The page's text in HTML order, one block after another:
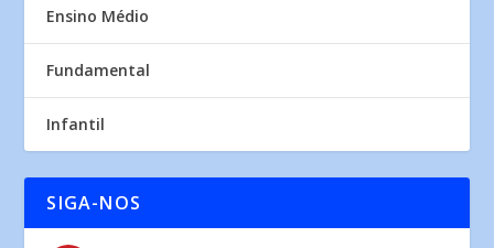
Ensino Médio
Fundamental
Infantil
SIGA-NOS